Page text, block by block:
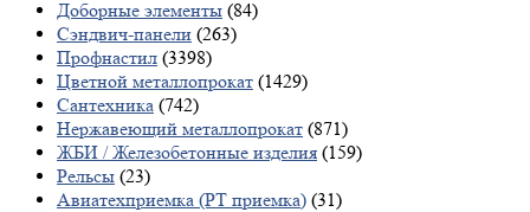
Доборные элементы (84)
Сэндвич-панели (263)
Профнастил (3398)
Цветной металлопрокат (1429)
Сантехника (742)
Нержавеющий металлопрокат (871)
ЖБИ / Железобетонные изделия (159)
Рельсы (23)
Авиатехприемка (РТ приемка) (31)